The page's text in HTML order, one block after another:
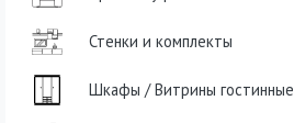
Стенки и комплекты
Шкафы / Витрины гостинные